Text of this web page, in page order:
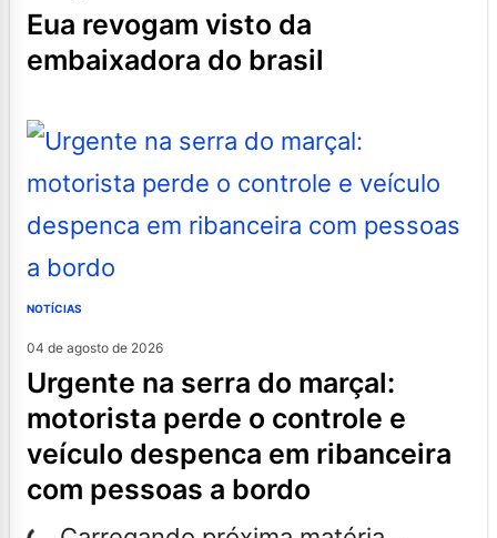
eua revogam visto da
embaixadora do brasil
NOTÍCIAS
04 de agosto de 2026
urgente na serra do marçal:
motorista perde o controle e
veículo despenca em ribanceira
com pessoas a bordo